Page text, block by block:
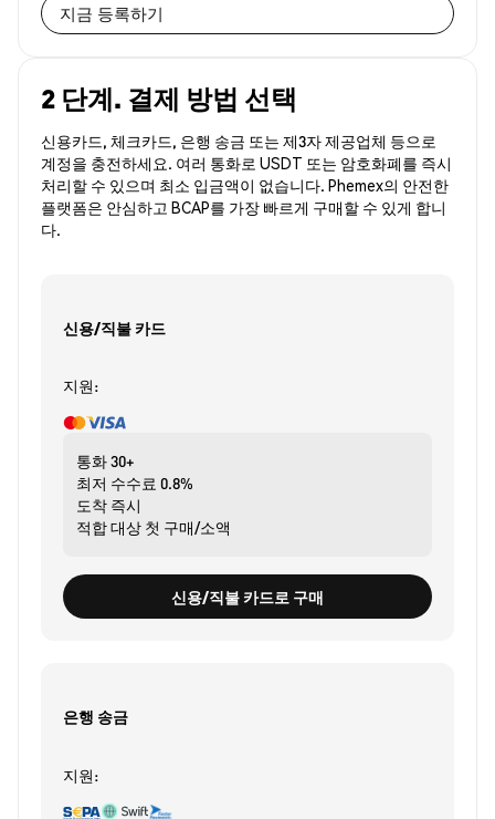
지금 등록하기
2 단계. 결제 방법 선택
신용카드, 체크카드, 은행 송금 또는 제3자 제공업체 등으로
계정을 충전하세요. 여러 통화로 USDT 또는 암호화폐를 즉시
처리할 수 있으며 최소 입금액이 없습니다. Phemex의 안전한
플랫폼은 안심하고 BCAP를 가장 빠르게 구매할 수 있게 합니
다.
신용/직불 카드
지원:
통화30+
최저 수수료 0.8%
도착 즉시
적합 대상 첫 구매/소액
신용/직불 카드로 구매
은행 송금
지원: